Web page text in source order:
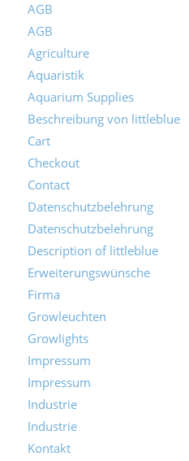
AGB
AGB
Agriculture
Aquaristik
Aquarium Supplies
Beschreibung von littleblue
Cart
Checkout
Contact
Datenschutzbelehrung
Datenschutzbelehrung
Description of littleblue
Erweiterungswünsche
Firma
Growleuchten
Growlights
Impressum
Impressum
Industrie
Industrie
Kontakt